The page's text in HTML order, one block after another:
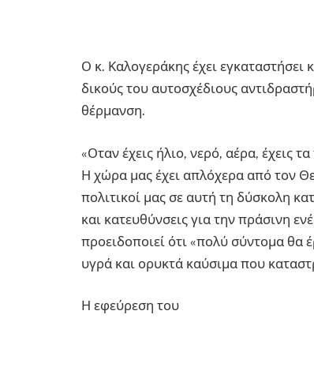
Ο κ. Καλογεράκης έχει εγκαταστήσει
δικούς του αυτοσχέδιους
θέρμανση.
«Οταν έχεις ήλιο, νερό, αέρα, έχεις
Η χώρα μας έχει απλόχερα από τον
πολιτικοί μας σε αυτή τη δύσκολη
και κατευθύνσεις για την πράσινη
προειδοποιεί ότι «πολύ σύντομα θα
υγρά και ορυκτά καύσιμα που
Η εφεύρεση του